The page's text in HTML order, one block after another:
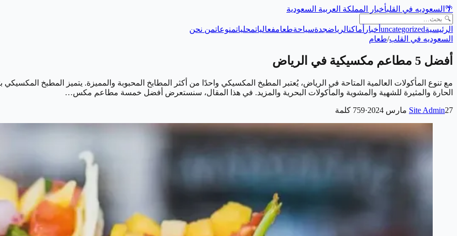
🌴 السعوديه في القلبأخبار المملكة العربية السعودية
الرئيسيةuncategorized أخبار أماكنالرياضجدةسياحةطعامفعالياتمحلياتمنوعاتمن نحن
السعوديه في القلب/طعام
أفضل 5 مطاعم مكسيكية في الرياض
مع تنوع المأكولات العالمية المتاحة في الرياض، يُعتبر المطبخ المكسيكي واحدًا من أكثر المطابخ المحبوبة والمميزة. يتميز المطبخ المكسيكي
الحارة والمثيرة للشهية والمشوية والمأكولات البحرية والمزيد. في هذا المقال، سنستعرض أفضل خمسة مطاعم مكس…
Site Admin27 مارس 2024 ·
759 كلمة